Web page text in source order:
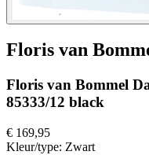
Floris van
Floris van Bommel
85333/12 black
€ 169,95
Kleur/type: Zwart